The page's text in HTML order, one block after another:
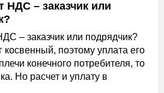
НДС – заказчик или
– заказчик или подрядчик?
поэтому уплата его
конечного потребителя, то
Но расчет и уплату в